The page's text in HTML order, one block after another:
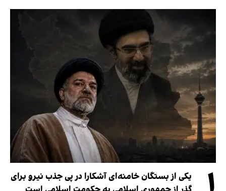
یکی از بستگان خامنه‌ای آشکارا در پی جذب نیرو برای